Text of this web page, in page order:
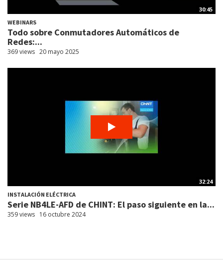
30:45
WEBINARS
Todo sobre Conmutadores Automáticos de
Redes:...
369 views 20 mayo 2025
32:24
INSTALACIÓN ELÉCTRICA
Serie NB4LE-AFD de CHINT: El paso siguiente en la...
359 views 16 octubre 2024